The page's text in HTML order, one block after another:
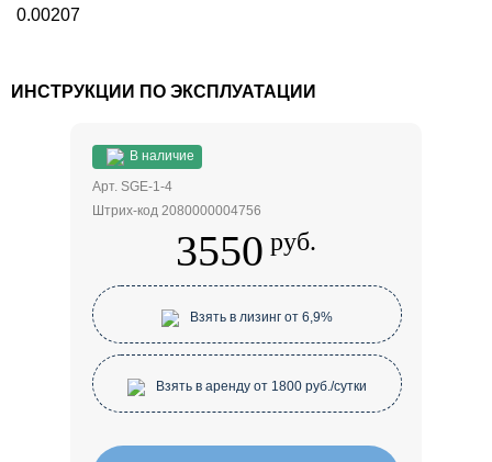
0.00207
ИНСТРУКЦИИ ПО ЭКСПЛУАТАЦИИ
В наличие
Арт. SGE-1-4
Штрих-код 2080000004756
3550 руб.
Взять в лизинг от 6,9%
Взять в аренду от 1800 руб./сутки